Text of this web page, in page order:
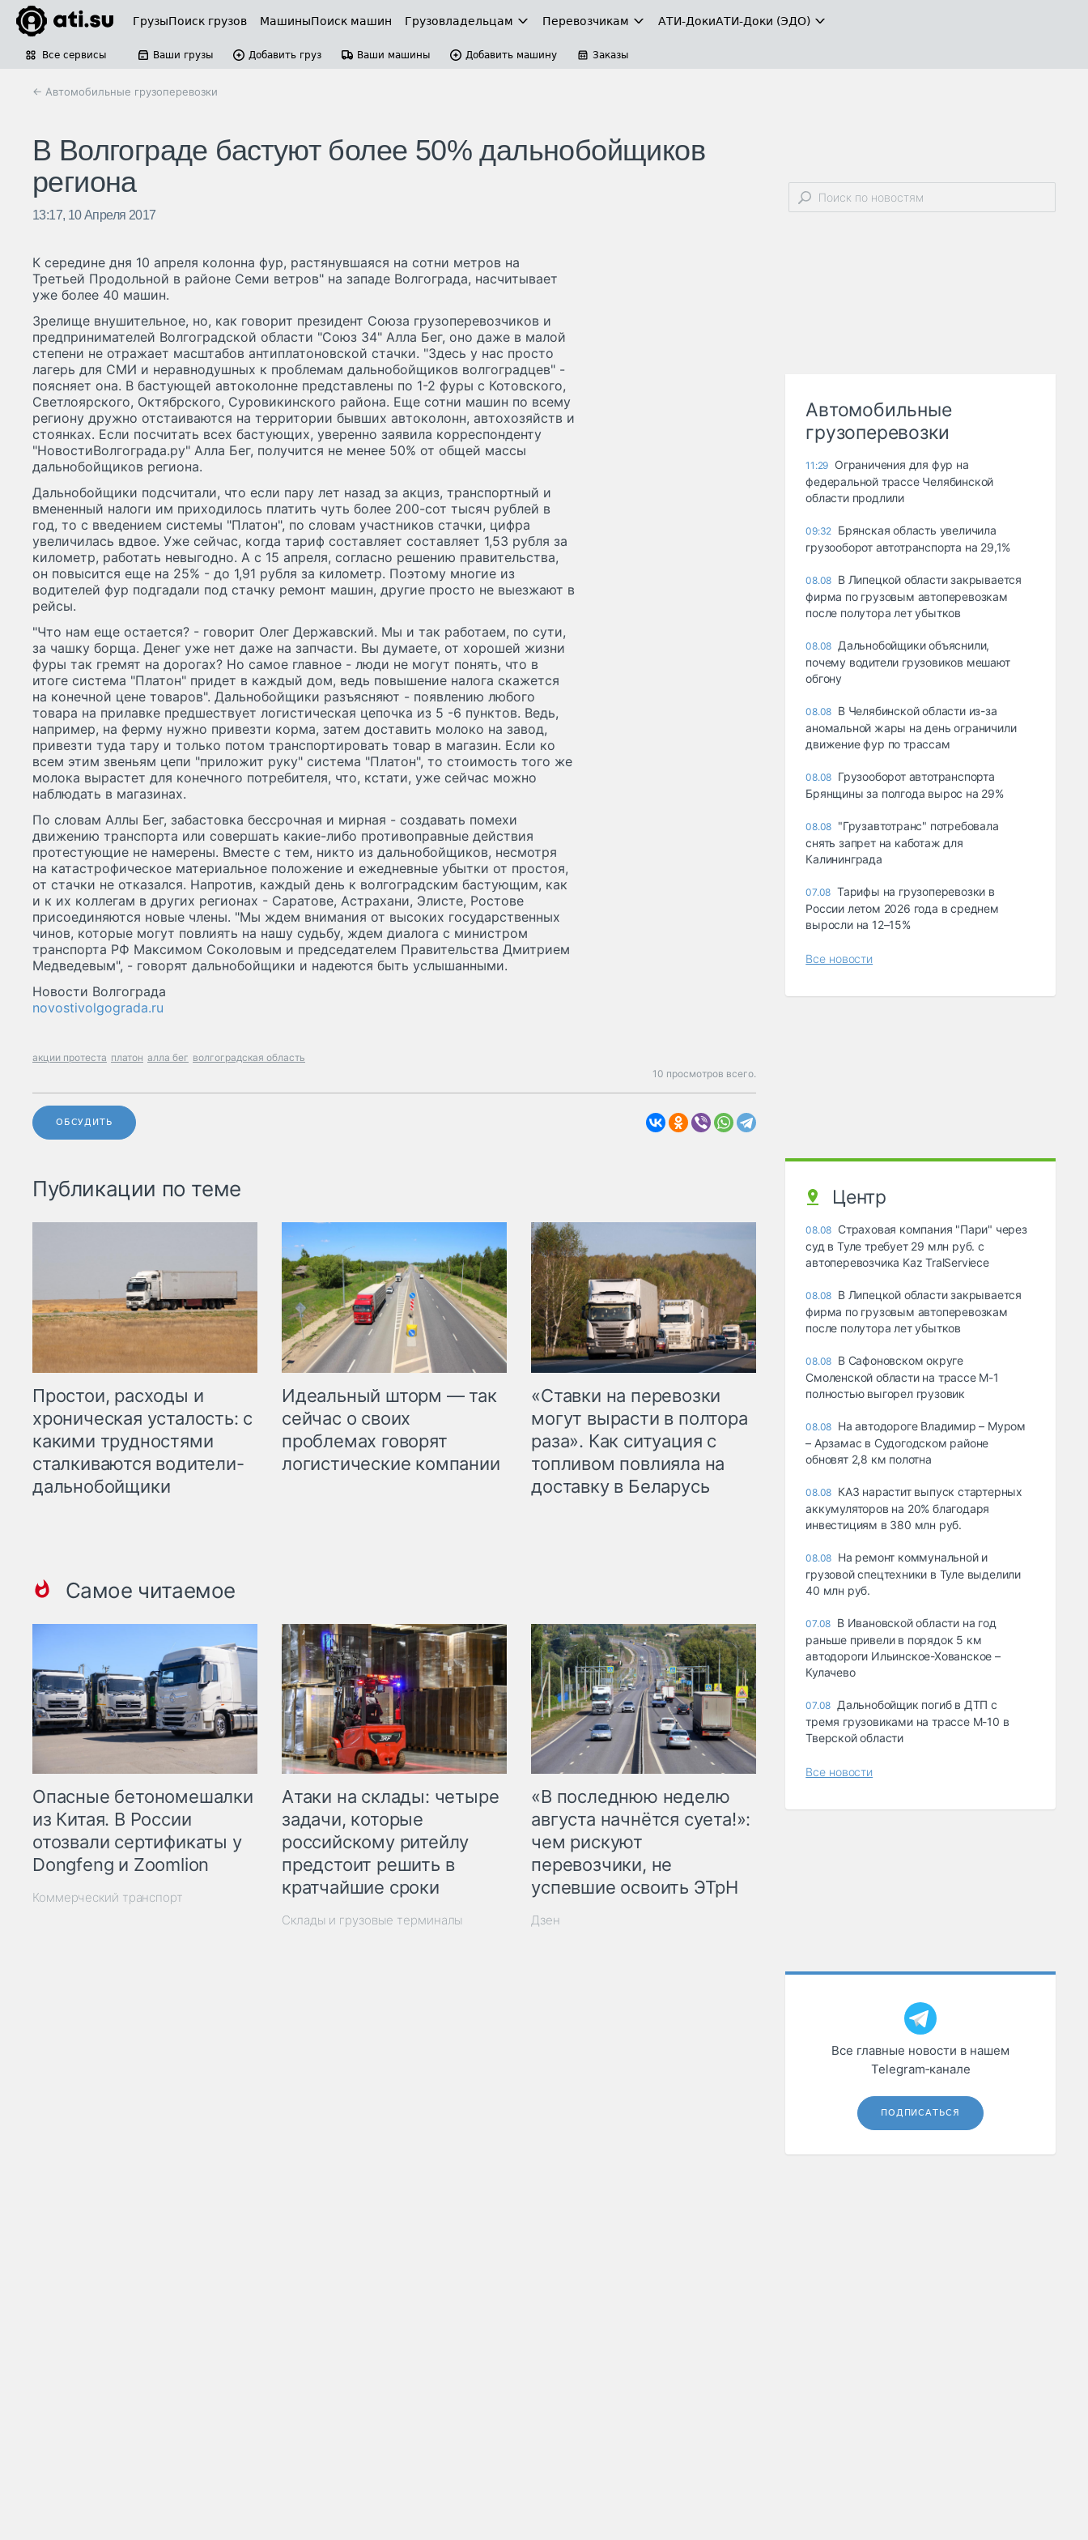
ГрузыПоиск грузов МашиныПоиск машин Грузовладельцам Перевозчикам АТИ-ДокиАТИ-Доки (ЭДО)
Все сервисы Ваши грузы Добавить груз Ваши машины Добавить машину Заказы
← Автомобильные грузоперевозки
В Волгограде бастуют более 50% дальнобойщиков
региона
13:17, 10 Апреля 2017
К середине дня 10 апреля колонна фур, растянувшаяся на сотни метров на
Третьей Продольной в районе Семи ветров" на западе Волгограда, насчитывает
уже более 40 машин.
Зрелище внушительное, но, как говорит президент Союза грузоперевозчиков и
предпринимателей Волгоградской области "Союз 34" Алла Бег, оно даже в малой
степени не отражает масштабов антиплатоновской стачки. "Здесь у нас просто
лагерь для СМИ и неравнодушных к проблемам дальнобойщиков волгоградцев" -
поясняет она. В бастующей автоколонне представлены по 1-2 фуры с Котовского,
Светлоярского, Октябрского, Суровикинского района. Еще сотни машин по всему
региону дружно отстаиваются на территории бывших автоколонн, автохозяйств и
стоянках. Если посчитать всех бастующих, уверенно заявила корреспонденту
"НовостиВолгограда.ру" Алла Бег, получится не менее 50% от общей массы
дальнобойщиков региона.
Дальнобойщики подсчитали, что если пару лет назад за акциз, транспортный и
вмененный налоги им приходилось платить чуть более 200-сот тысяч рублей в
год, то с введением системы "Платон", по словам участников стачки, цифра
увеличилась вдвое. Уже сейчас, когда тариф составляет составляет 1,53 рубля за
километр, работать невыгодно. А с 15 апреля, согласно решению правительства,
он повысится еще на 25% - до 1,91 рубля за километр. Поэтому многие из
водителей фур подгадали под стачку ремонт машин, другие просто не выезжают в
рейсы.
"Что нам еще остается? - говорит Олег Державский. Мы и так работаем, по сути,
за чашку борща. Денег уже нет даже на запчасти. Вы думаете, от хорошей жизни
фуры так гремят на дорогах? Но самое главное - люди не могут понять, что в
итоге система "Платон" придет в каждый дом, ведь повышение налога скажется
на конечной цене товаров". Дальнобойщики разъясняют - появлению любого
товара на прилавке предшествует логистическая цепочка из 5 -6 пунктов. Ведь,
например, на ферму нужно привезти корма, затем доставить молоко на завод,
привезти туда тару и только потом транспортировать товар в магазин. Если ко
всем этим звеньям цепи "приложит руку" система "Платон", то стоимость того же
молока вырастет для конечного потребителя, что, кстати, уже сейчас можно
наблюдать в магазинах.
По словам Аллы Бег, забастовка бессрочная и мирная - создавать помехи
движению транспорта или совершать какие-либо противоправные действия
протестующие не намерены. Вместе с тем, никто из дальнобойщиков, несмотря
на катастрофическое материальное положение и ежедневные убытки от простоя,
от стачки не отказался. Напротив, каждый день к волгоградским бастующим, как
и к их коллегам в других регионах - Саратове, Астрахани, Элисте, Ростове
присоединяются новые члены. "Мы ждем внимания от высоких государственных
чинов, которые могут повлиять на нашу судьбу, ждем диалога с министром
транспорта РФ Максимом Соколовым и председателем Правительства Дмитрием
Медведевым", - говорят дальнобойщики и надеются быть услышанными.
Новости Волгограда
novostivolgograda.ru
акции протеста платон алла бег волгоградская область
10 просмотров всего.
ОБСУДИТЬ
Публикации по теме
Простои, расходы и
хроническая усталость: с
какими трудностями
сталкиваются водители-
дальнобойщики
Идеальный шторм — так
сейчас о своих
проблемах говорят
логистические компании
«Ставки на перевозки
могут вырасти в полтора
раза». Как ситуация с
топливом повлияла на
доставку в Беларусь
Самое читаемое
Опасные бетономешалки
из Китая. В России
отозвали сертификаты у
Dongfeng и Zoomlion
Коммерческий транспорт
Атаки на склады: четыре
задачи, которые
российскому ритейлу
предстоит решить в
кратчайшие сроки
Склады и грузовые терминалы
«В последнюю неделю
августа начнётся суета!»:
чем рискуют
перевозчики, не
успевшие освоить ЭТрН
Дзен
Автомобильные
грузоперевозки
11:29 Ограничения для фур на
федеральной трассе Челябинской
области продлили
09:32 Брянская область увеличила
грузооборот автотранспорта на 29,1%
08.08 В Липецкой области закрывается
фирма по грузовым автоперевозкам
после полутора лет убытков
08.08 Дальнобойщики объяснили,
почему водители грузовиков мешают
обгону
08.08 В Челябинской области из-за
аномальной жары на день ограничили
движение фур по трассам
08.08 Грузооборот автотранспорта
Брянщины за полгода вырос на 29%
08.08 "Грузавтотранс" потребовала
снять запрет на каботаж для
Калининграда
07.08 Тарифы на грузоперевозки в
России летом 2026 года в среднем
выросли на 12–15%
Все новости
Центр
08.08 Страховая компания "Пари" через
суд в Туле требует 29 млн руб. с
автоперевозчика Kaz TralServiece
08.08 В Липецкой области закрывается
фирма по грузовым автоперевозкам
после полутора лет убытков
08.08 В Сафоновском округе
Смоленской области на трассе М-1
полностью выгорел грузовик
08.08 На автодороге Владимир – Муром
– Арзамас в Судогодском районе
обновят 2,8 км полотна
08.08 КАЗ нарастит выпуск стартерных
аккумуляторов на 20% благодаря
инвестициям в 380 млн руб.
08.08 На ремонт коммунальной и
грузовой спецтехники в Туле выделили
40 млн руб.
07.08 В Ивановской области на год
раньше привели в порядок 5 км
автодороги Ильинское-Хованское –
Кулачево
07.08 Дальнобойщик погиб в ДТП с
тремя грузовиками на трассе М-10 в
Тверской области
Все новости
Все главные новости в нашем
Telegram‑канале
ПОДПИСАТЬСЯ